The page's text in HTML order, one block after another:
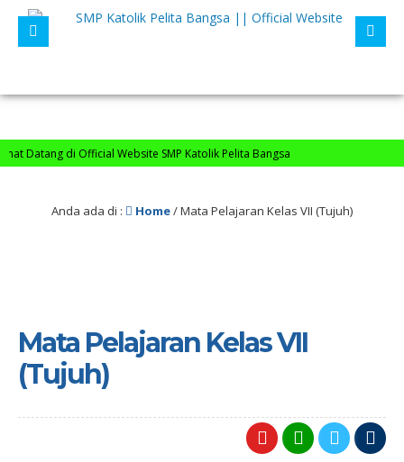
Datang di Official Website SMP Katolik Pelita Bangsa
Anda ada di : Home/Mata Pelajaran Kelas VII (Tujuh)
Mata Pelajaran Kelas VII
(Tujuh)